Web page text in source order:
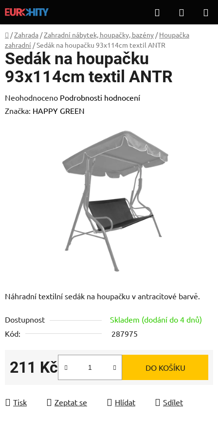
na
obsah
Hledat
KOŠÍK
Domů
/Zahrada /Zahradní nábytek, houpačky, bazény / Houpačka
zahradní /Sedák na houpačku 93x114cm textil ANTR
Náhradní textilní sedák na houpačku v antracitové barvě.
Dostupnost
Skladem (dodání do 4 dnů)
Kód:
287975
211 Kč DO KOŠÍKU
Tisk Zeptat se Hlídat Sdílet
Sedák na houpačku
93x114cm textil ANTR
Průměrné
hodnocení
Neohodnoceno Podrobnosti hodnocení
Značka: HAPPY GREEN